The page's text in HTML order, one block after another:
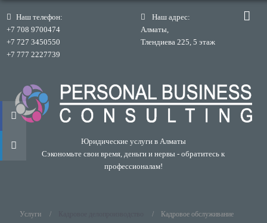
Наш телефон:
+7 708 9700474
+7 727 3450550
+7 777 2227739
Наш адрес:
Алматы,
Тлендиева 225, 5 этаж
Юридические услуги в Алматы
Сэкономьте свои время, деньги и нервы - обратитесь к
профессионалам!
Услуги Кадровое обслуживание